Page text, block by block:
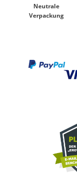
Neutrale
Verpackung